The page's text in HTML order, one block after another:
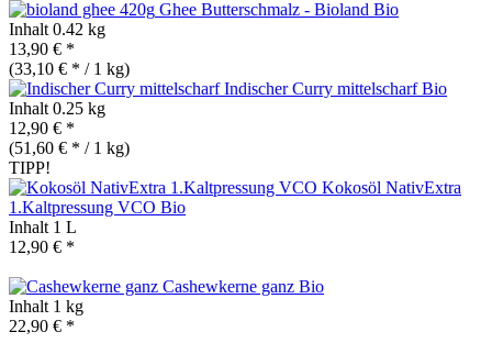
Ghee Butterschmalz - Bioland Bio
Inhalt 0.42 kg
13,90 € *
(33,10 € * / 1 kg)
Indischer Curry mittelscharfBio
Inhalt 0.25 kg
12,90 € *
(51,60 € * / 1 kg)
TIPP!
Kokosöl NativExtra
1.Kaltpressung VCO Bio
Inhalt 1 L
12,90 € *
Cashewkerne ganz Bio
Inhalt 1 kg
22,90 € *